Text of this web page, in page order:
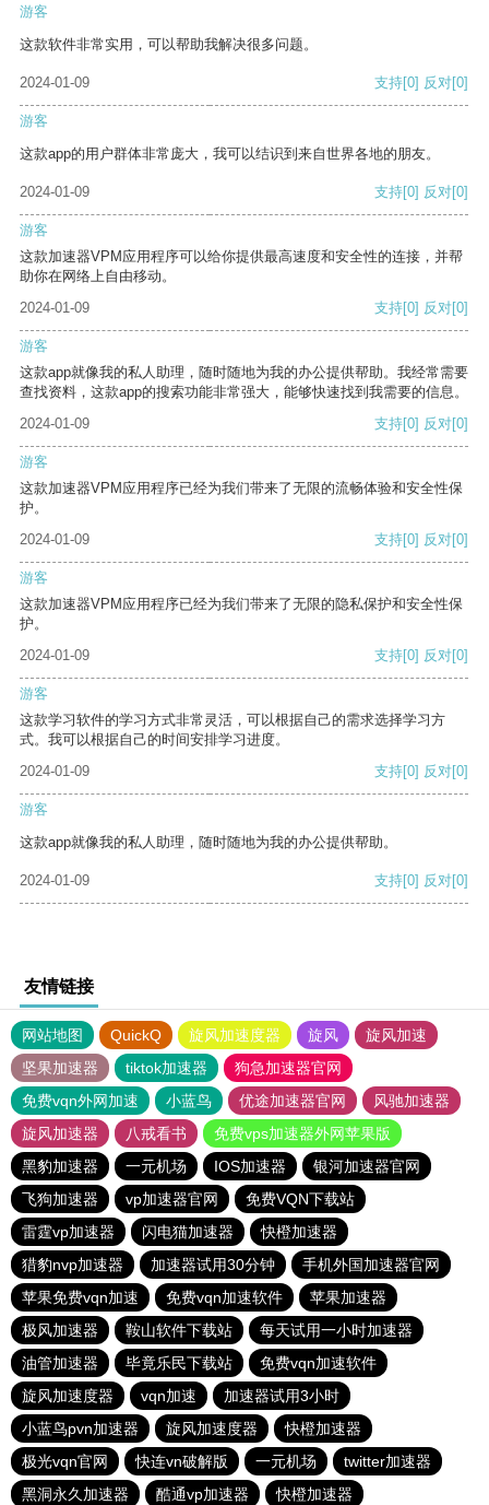
游客
这款软件非常实用，可以帮助我解决很多问题。
2024-01-09 支持[0] 反对[0]
游客
这款app的用户群体非常庞大，我可以结识到来自世界各地的朋友。
2024-01-09 支持[0] 反对[0]
游客
这款加速器VPM应用程序可以给你提供最高速度和安全性的连接，并帮
助你在网络上自由移动。
2024-01-09
支持[0] 反对[0]
游客
这款app就像我的私人助理，随时随地为我的办公提供帮助。我经常需要
查找资料，这款app的搜索功能非常强大，能够快速找到我需要的信息。
2024-01-09
支持[0] 反对[0]
游客
这款加速器VPM应用程序已经为我们带来了无限的流畅体验和安全性保
护。
2024-01-09
支持[0] 反对[0]
游客
这款加速器VPM应用程序已经为我们带来了无限的隐私保护和安全性保
护。
2024-01-09
支持[0] 反对[0]
游客
这款学习软件的学习方式非常灵活，可以根据自己的需求选择学习方
式。我可以根据自己的时间安排学习进度。
2024-01-09
支持[0] 反对[0]
游客
这款app就像我的私人助理，随时随地为我的办公提供帮助。
2024-01-09 支持[0] 反对[0]
友情链接
网站地图 QuickQ 旋风加速度器 旋风
旋风加速
坚果加速器
tiktok加速器
狗急加速器官网
免费vqn外网加速
小蓝鸟 优途加速器官网
风驰加速器
旋风加速器
八戒看书
免费vps加速器外网苹果版
黑豹加速器
一元机场 IOS加速器
银河加速器官网
飞狗加速器
vp加速器官网
免费VQN下载站
雷霆vp加速器
闪电猫加速器
快橙加速器
猎豹nvp加速器
加速器试用30分钟
手机外国加速器官网
苹果免费vqn加速
免费vqn加速软件
苹果加速器
极风加速器
鞍山软件下载站
每天试用一小时加速器
油管加速器
毕竟乐民下载站
免费vqn加速软件
旋风加速度器
vqn加速
加速器试用3小时
小蓝鸟pvn加速器
旋风加速度器
快橙加速器
极光vqn官网
快连vn破解版 一元机场
twitter加速器
黑洞永久加速器
酷通vp加速器 快橙加速器